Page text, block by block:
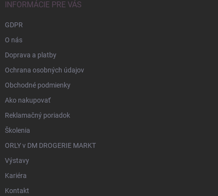
INFORMÁCIE PRE VÁS
GDPR
O nás
Doprava a platby
Ochrana osobných údajov
Obchodné podmienky
Ako nakupovať
Reklamačný poriadok
Školenia
ORLY v DM DROGERIE MARKT
Výstavy
Kariéra
Kontakt